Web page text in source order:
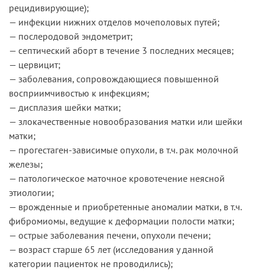
рецидивирующие);
— инфекции нижних отделов мочеполовых путей;
— послеродовой эндометрит;
— септический аборт в течение 3 последних месяцев;
— цервицит;
— заболевания, сопровождающиеся повышенной
восприимчивостью к инфекциям;
— дисплазия шейки матки;
— злокачественные новообразования матки или шейки
матки;
— прогестаген-зависимые опухоли, в т.ч. рак молочной
железы;
— патологическое маточное кровотечение неясной
этиологии;
— врожденные и приобретенные аномалии матки, в т.ч.
фибромиомы, ведущие к деформации полости матки;
— острые заболевания печени, опухоли печени;
— возраст старше 65 лет (исследования у данной
категории пациенток не проводились);